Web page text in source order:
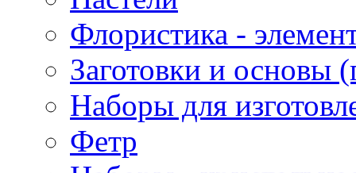
Флористика -
Заготовки и основы
Наборы для
Фетр